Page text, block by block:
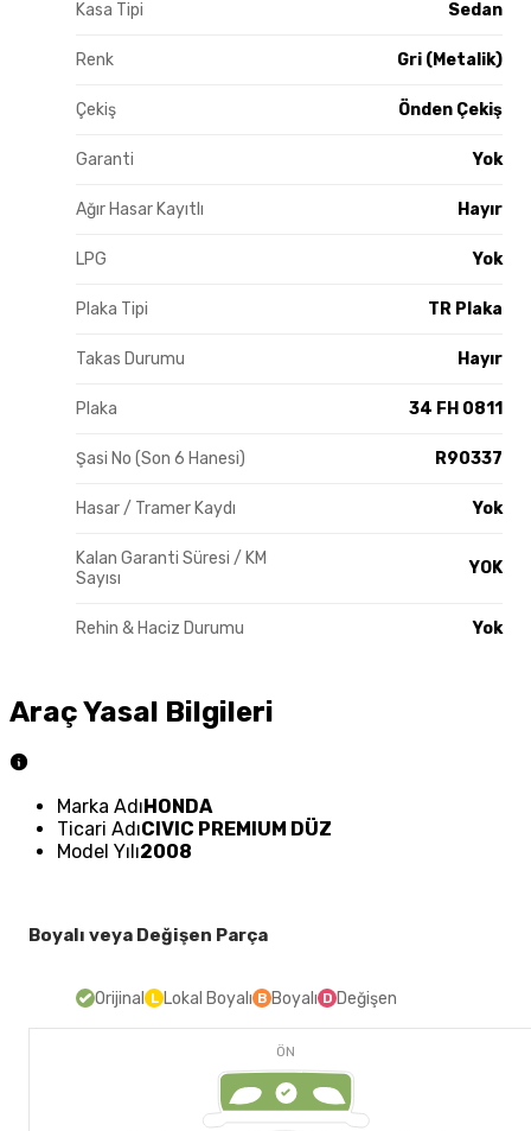
Kasa Tipi Sedan
Renk Gri (Metalik)
Çekiş Önden Çekiş
Garanti Yok
Ağır Hasar Kayıtlı Hayır
LPG Yok
Plaka Tipi TR Plaka
Takas Durumu Hayır
Plaka 34 FH 0811
Şasi No (Son 6 Hanesi) R90337
Hasar / Tramer Kaydı Yok
Kalan Garanti Süresi / KM
Sayısı
YOK
Rehin & Haciz Durumu Yok
Araç Yasal Bilgileri
Marka AdıHONDA
Ticari AdıCIVIC PREMIUM DÜZ
Model Yılı2008
Boyalı veya Değişen Parça
Orijinal L Lokal Boyalı B Boyalı D Değişen
ÖN